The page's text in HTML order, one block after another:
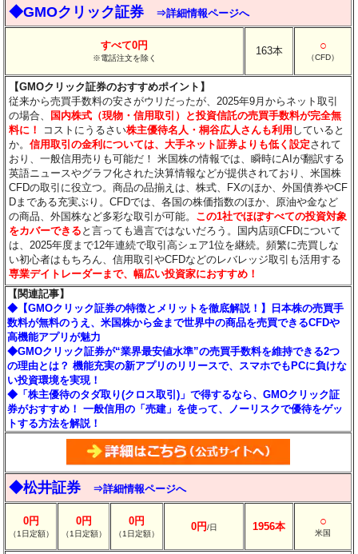
◆GMOクリック証券 ⇒詳細情報ページへ
すべて0円
※電話注文を除く
163本 ○
（CFD）
【GMOクリック証券のおすすめポイント】
従来から売買手数料の安さがウリだったが、2025年9月からネット取引
の場合、 国内株式（現物・信用取引）と投資信託の売買手数料が完全無
料に！
コストにうるさい株主優待名人・桐谷広人さんも利用 していると
か。信用取引の金利については、大手ネット証券よりも低く設定されて
おり、一般信用売りも可能だ！ 米国株の情報では、瞬時にAIが翻訳する
英語ニュースやグラフ化された決算情報などが提供されており、米国株
CFDの取引に役立つ。商品の品揃えは、株式、FXのほか、外国債券やCF
Dまである充実ぶり。CFDでは、各国の株価指数のほか、原油や金など
の商品、外国株など多彩な取引が可能。 この1社でほぼすべての投資対象
をカバーできる と言っても過言ではないだろう。国内店頭CFDについて
は、2025年度まで12年連続で取引高シェア1位を継続。頻繁に売買しな
い初心者はもちろん、信用取引やCFDなどのレバレッジ取引も活用する
専業デイトレーダーまで、幅広い投資家におすすめ！
【関連記事】
◆【GMOクリック証券の特徴とメリットを徹底解説！】日本株の売買手
数料が無料のうえ、米国株から金まで世界中の商品を売買できるCFDや
高機能アプリが魅力
◆GMOクリック証券が“業界最安値水準”の売買手数料を維持できる2つ
の理由とは？ 機能充実の新アプリのリリースで、スマホでもPCに負けな
い投資環境を実現！
◆「株主優待のタダ取り(クロス取引)」で得するなら、GMOクリック証
券がおすすめ！ 一般信用の「売建」を使って、ノーリスクで優待をゲッ
トする方法を解説！
◆松井証券 ⇒詳細情報ページへ
0円
（1日定額）
0円
（1日定額）
0円
（1日定額）
0円/日 1956本 ○
米国